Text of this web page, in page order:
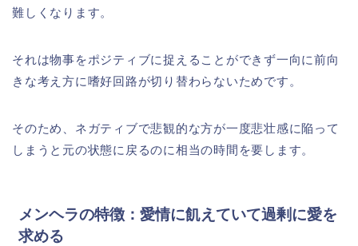
難しくなります。
それは物事をポジティブに捉えることができず一向に前向
きな考え方に嗜好回路が切り替わらないためです。
そのため、ネガティブで悲観的な方が一度悲壮感に陥って
しまうと元の状態に戻るのに相当の時間を要します。
メンヘラの特徴：愛情に飢えていて過剰に愛を
求める